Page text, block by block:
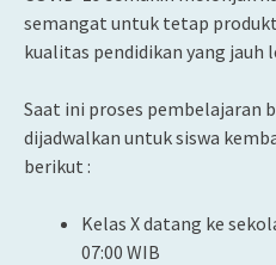
semangat untuk tetap
kualitas pendidikan yang jauh
Saat ini proses pembelajaran
dijadwalkan untuk siswa
berikut :
Kelas X datang ke
07:00 WIB